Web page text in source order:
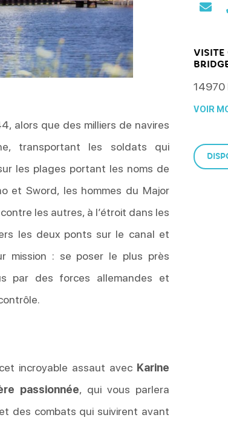
alors que des milliers de navires
transportant les soldats qui
les plages portant les noms de
et Sword, les hommes du Major
les autres, à l’étroit dans les
les deux ponts sur le canal et
mission : se poser le plus près
par des forces allemandes et
incroyable assaut avec Karine
passionnée, qui vous parlera
des combats qui suivirent avant
VISITE
14970
VOIR